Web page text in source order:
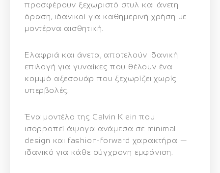
προσφέρουν ξεχωριστό στυλ και άνετη
όραση, ιδανικοί για καθημερινή χρήση με
μοντέρνα αισθητική.
Ελαφριά και άνετα, αποτελούν ιδανική
επιλογή για γυναίκες που θέλουν ένα
κομψό αξεσουάρ που ξεχωρίζει χωρίς
υπερβολές.
Ένα μοντέλο της Calvin Klein που
ισορροπεί άψογα ανάμεσα σε minimal
design και fashion-forward χαρακτήρα —
ιδανικό για κάθε σύγχρονη εμφάνιση.